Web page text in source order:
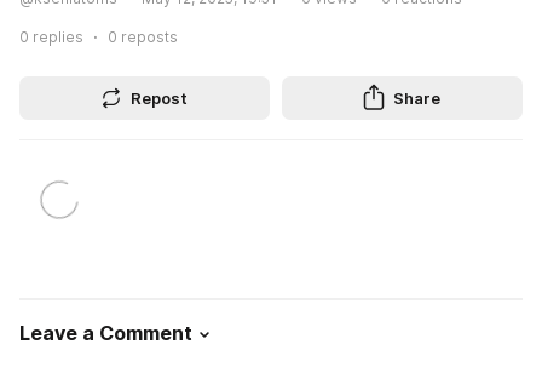
0 replies 0 reposts
Repost Share
Leave a Comment